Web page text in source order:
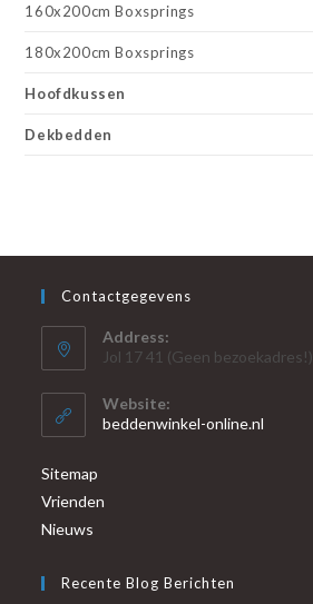
160x200cm Boxsprings
180x200cm Boxsprings
Hoofdkussen
Dekbedden
Contactgegevens
Address:
Jol 17 41 (Geen bezoekadres!)
Website:
beddenwinkel-online.nl
Sitemap
Vrienden
Nieuws
Recente Blog Berichten